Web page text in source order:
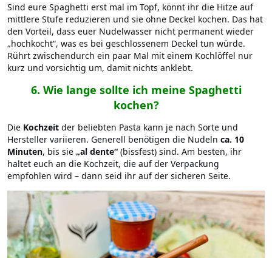
Sind eure Spaghetti erst mal im Topf, könnt ihr die Hitze auf
mittlere Stufe reduzieren und sie ohne Deckel kochen. Das hat
den Vorteil, dass euer Nudelwasser nicht permanent wieder
„hochkocht“, was es bei geschlossenem Deckel tun würde.
Rührt zwischendurch ein paar Mal mit einem Kochlöffel nur
kurz und vorsichtig um, damit nichts anklebt.
6. Wie lange sollte ich meine Spaghetti
kochen?
Die Kochzeit der beliebten Pasta kann je nach Sorte und
Hersteller variieren. Generell benötigen die Nudeln ca. 10
Minuten, bis sie „al dente“ (bissfest) sind. Am besten, ihr
haltet euch an die Kochzeit, die auf der Verpackung
empfohlen wird – dann seid ihr auf der sicheren Seite.